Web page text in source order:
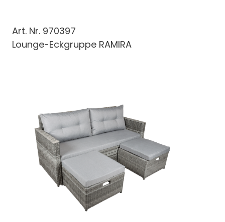
Art. Nr. 970397
Lounge-Eckgruppe RAMIRA